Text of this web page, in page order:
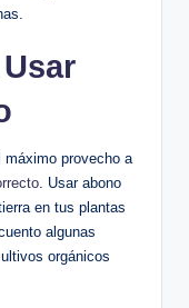
provecho a
. Usar abono
en tus plantas
algunas
orgánicos